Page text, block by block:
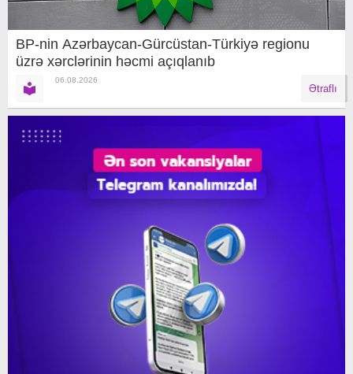
BP-nin Azərbaycan-Gürcüstan-Türkiyə regionu
üzrə xərclərinin həcmi açıqlanıb
06.08.2026
Ətraflı